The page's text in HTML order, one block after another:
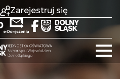
Zarejestruj się